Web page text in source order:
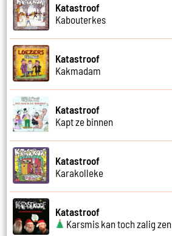
Katastroof
Kabouterkes
Katastroof
Kakmadam
Katastroof
Kapt ze binnen
Katastroof
Karakolleke
Katastroof
Karsmis kan toch zalig zen